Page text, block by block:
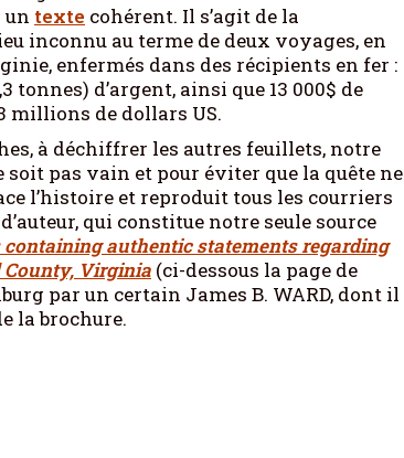
un texte cohérent. Il s’agit de la
inconnu au terme de deux voyages, en
enfermés dans des récipients en fer :
tonnes) d’argent, ainsi que 13 000$ de
millions de dollars US.
à déchiffrer les autres feuillets, notre
pas vain et pour éviter que la quête ne
l’histoire et reproduit tous les courriers
qui constitue notre seule source
containing authentic statements regarding
County, Virginia (ci-dessous la page de
par un certain James B. WARD, dont il
la brochure.